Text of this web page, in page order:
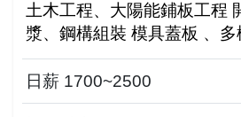
土木工程、大陽能鋪板工程
漿、鋼構組裝 模具蓋板 、多
泥作)開挖土木居多 桃園以
08:00-12:00(中午休1小時
日薪 1700~2500